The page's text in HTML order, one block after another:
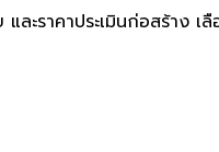
ะราคาประเมินก่อสร้าง เ